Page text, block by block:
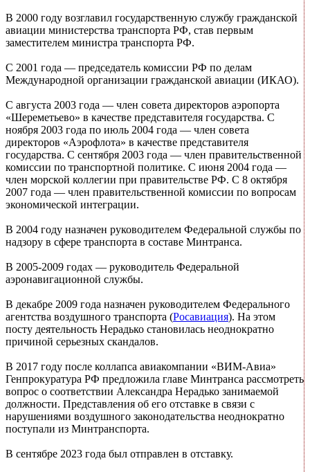
В 2000 году возглавил государственную службу гражданской
авиации министерства транспорта РФ, став первым
заместителем министра транспорта РФ.
С 2001 года — председатель комиссии РФ по делам
Международной организации гражданской авиации (ИКАО).
С августа 2003 года — член совета директоров аэропорта
«Шереметьево» в качестве представителя государства. С
ноября 2003 года по июль 2004 года — член совета
директоров «Аэрофлота» в качестве представителя
государства. С сентября 2003 года — член правительственной
комиссии по транспортной политике. С июня 2004 года —
член морской коллегии при правительстве РФ. С 8 октября
2007 года — член правительственной комиссии по вопросам
экономической интеграции.
В 2004 году назначен руководителем Федеральной службы по
надзору в сфере транспорта в составе Минтранса.
В 2005-2009 годах — руководитель Федеральной
аэронавигационной службы.
В декабре 2009 года назначен руководителем Федерального
агентства воздушного транспорта (Росавиация). На этом
посту деятельность Нерадько становилась неоднократно
причиной серьезных скандалов.
В 2017 году после коллапса авиакомпании «ВИМ-Авиа»
Генпрокуратура РФ предложила главе Минтранса рассмотреть
вопрос о соответствии Александра Нерадько занимаемой
должности. Представления об его отставке в связи с
нарушениями воздушного законодательства неоднократно
поступали из Минтранспорта.
В сентябре 2023 года был отправлен в отставку.